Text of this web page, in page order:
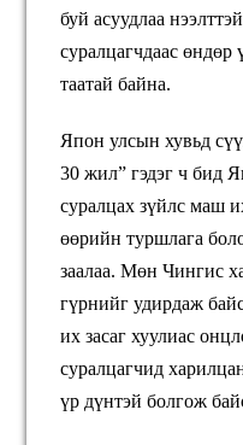
буй асуудлаа
суралцагчдаас өндөр
таатай байна.
Япон улсын хувьд
30 жил” гэдэг ч бид
суралцах зүйлс маш
өөрийн туршлага
заалаа. Мөн Чингис
гүрнийг удирдаж
их засаг хуулиас
суралцагчид
үр дүнтэй болгож